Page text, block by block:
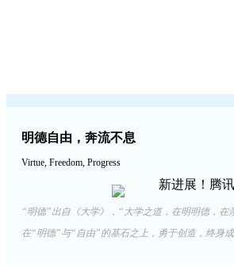
明德自由，奔流不息
Virtue, Freedom, Progress
“明德”出自《大学》，“大学之道，在明明德，
在“明德”与“自由”的基石之上，勇于创造，终身